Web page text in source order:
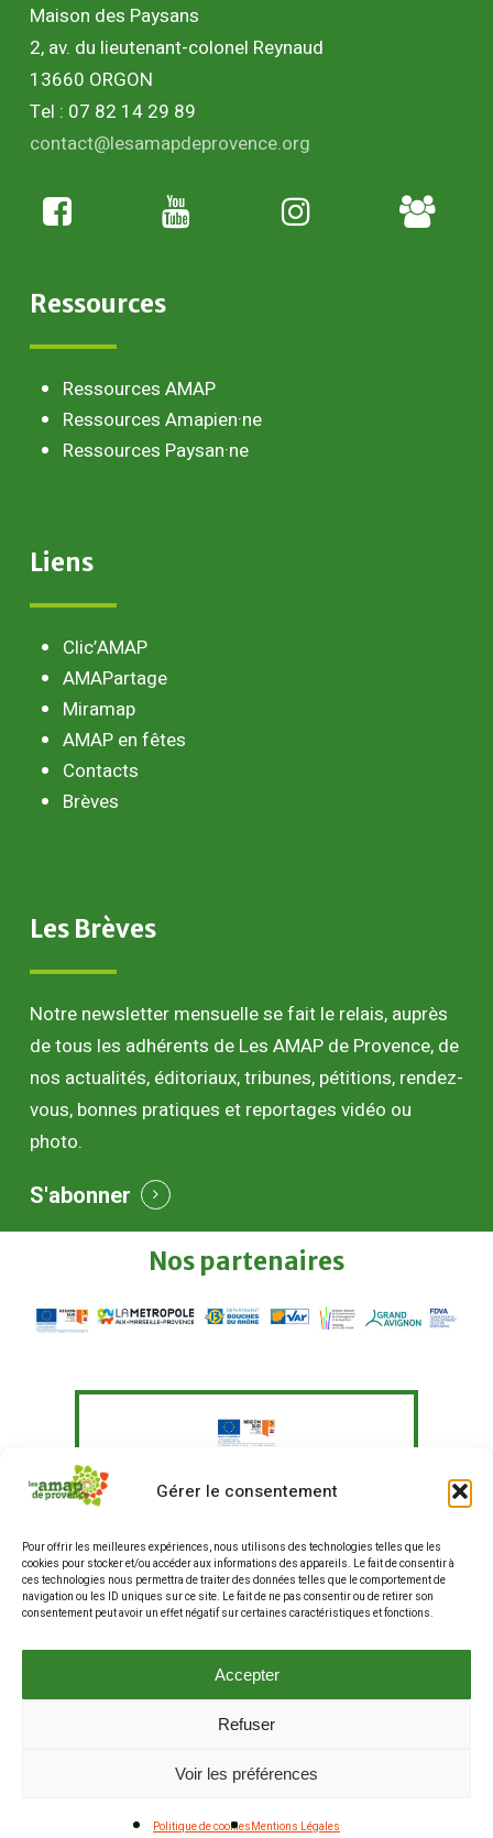
Gérer le consentement
Pour offrir les meilleures expériences, nous utilisons des technologies telles que les
cookies pour stocker et/ou accéder aux informations des appareils. Le fait de consentir à
ces technologies nous permettra de traiter des données telles que le comportement de
navigation ou les ID uniques sur ce site. Le fait de ne pas consentir ou de retirer son
consentement peut avoir un effet négatif sur certaines caractéristiques et fonctions.
Accepter
Refuser
Voir les préférences
Politique de cookiesMentions Légales
Maison des Paysans
2, av. du lieutenant-colonel Reynaud
13660 ORGON
Tel : 07 82 14 29 89
contact@lesamapdeprovence.org
Adhésion
paysan
Ressources
Ressources AMAP
Ressources Amapien·ne
Ressources Paysan·ne
Liens
Clic’AMAP
AMAPartage
Miramap
AMAP en fêtes
Contacts
Brèves
Les Brèves
Notre newsletter mensuelle se fait le relais, auprès
de tous les adhérents de Les AMAP de Provence, de
nos actualités, éditoriaux, tribunes, pétitions, rendez-
vous, bonnes pratiques et reportages vidéo ou
photo.
S'abonner
Nos partenaires
Le Fonds Européen Agricole pour le
d'actions visant à "Agir pour une
alimentation plus durable en
entreprises et restauration hors
domicile, et renforcer les liens entre
La production de ce site internet a fait
partie de ce programme.
© 2025 Les AMAP de Provence . Tous droits réservés .